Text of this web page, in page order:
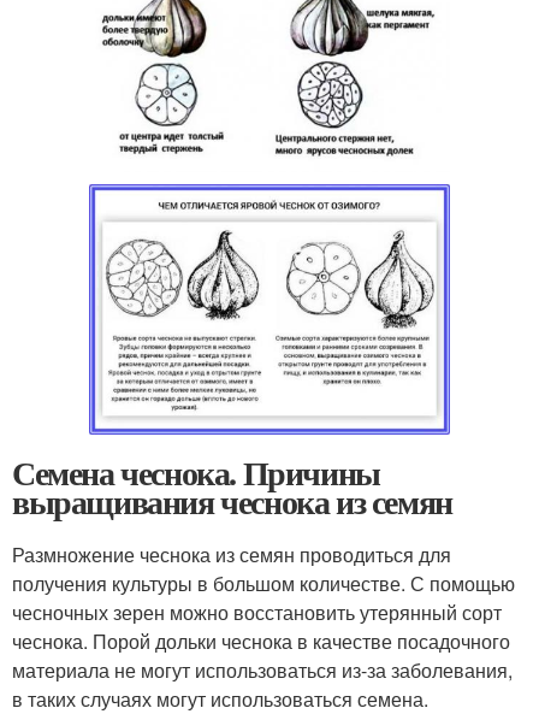
Семена чеснока. Причины
выращивания чеснока из семян
Размножение чеснока из семян проводиться для
получения культуры в большом количестве. С помощью
чесночных зерен можно восстановить утерянный сорт
чеснока. Порой дольки чеснока в качестве посадочного
материала не могут использоваться из-за заболевания,
в таких случаях могут использоваться семена.